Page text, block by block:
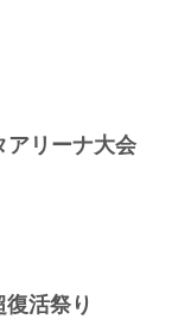
率｜スクランブ
ック vs. 萩原京平
ック vs. 萩原京平
チケットが、6月
U-NEXTにて販売
ー！は6/26(金)販
ットは、大会前日
アリーナ大会
復活祭り